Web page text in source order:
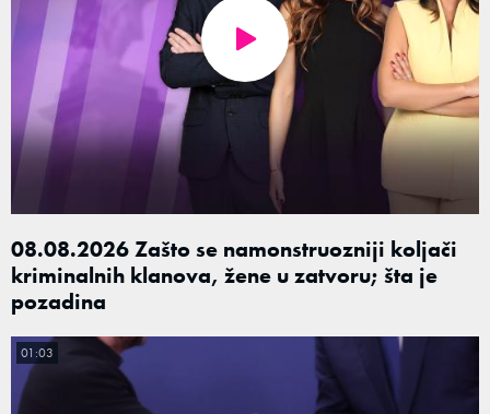
08.08.2026 Zašto se namonstruozniji koljači
kriminalnih klanova, žene u zatvoru; šta je
pozadina
01:03